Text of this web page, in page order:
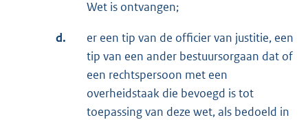
Wet is ontvangen;
d.
er een tip van de officier van justitie, een
tip van een ander bestuursorgaan dat of
een rechtspersoon met een
overheidstaak die bevoegd is tot
toepassing van deze wet, als bedoeld in